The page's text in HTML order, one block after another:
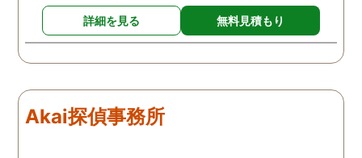
ラに写っていたのは近隣
民の方で、あいさつ程度
する関係の人でした。明
かに家の前を通るときに
りげなくゴミを捨ててお
り、まさに決定的瞬間を
詳細を見る 無料見積もり
Akai探偵事務所